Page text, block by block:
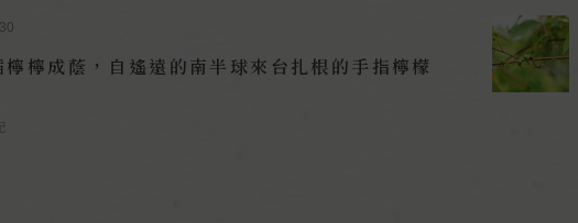
檸檸成蔭，自遙遠的南半球來台扎根的手指檸檬